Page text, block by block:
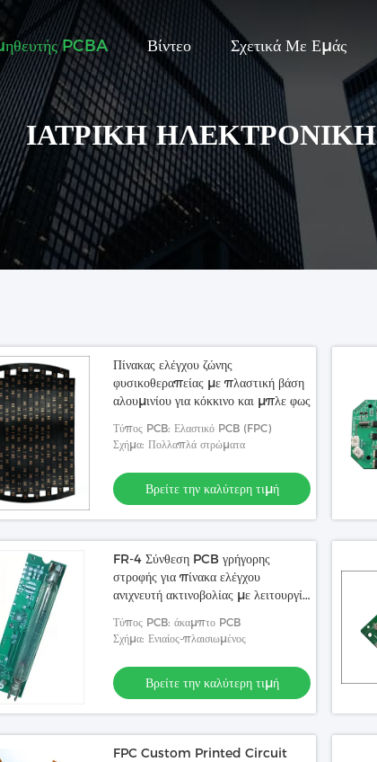
PCBA Βίντεο Σχετικά Με Εμάς
ΙΑΤΡΙΚΉ ΗΛΕΚΤΡΟΝΙΚΉ
Πίνακας ελέγχου ζώνης
φυσικοθεραπείας με πλαστική βάση
αλουμινίου για κόκκινο και μπλε φως
Τύπος PCB: Ελαστικό PCB (FPC)
Σχήμα: Πολλαπλά στρώματα
Βρείτε την καλύτερη τιμή
FR-4 Σύνθεση PCB γρήγορης
στροφής για πίνακα ελέγχου
ανιχνευτή ακτινοβολίας με λειτουργία
Τύπος PCB: άκαμπτο PCB
Σχήμα: Ενιαίος-πλαισιωμένος
Βρείτε την καλύτερη τιμή
FPC Custom Printed Circuit